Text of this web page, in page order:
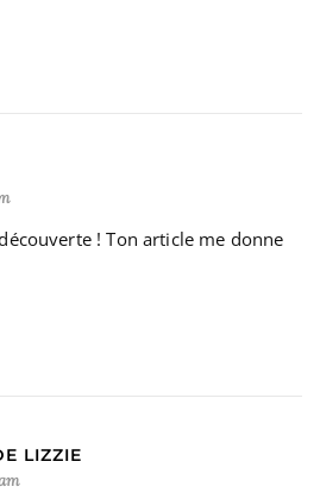
! Ton article me donne
LIZZIE